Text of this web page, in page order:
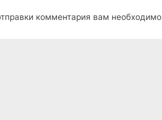
комментария вам необходимо